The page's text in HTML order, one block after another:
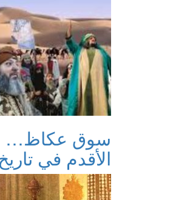
سوق عكاظ…
الأقدم في